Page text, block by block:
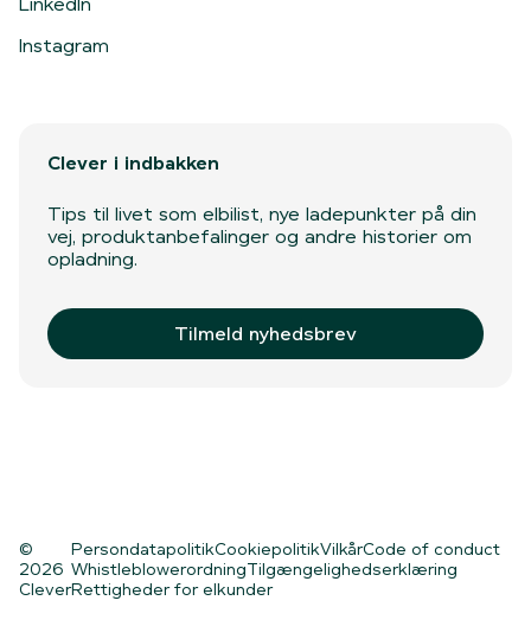
Instagram
Clever i indbakken
Tips til livet som elbilist, nye ladepunkter på din
vej, produktanbefalinger og andre historier om
opladning.
Tilmeld nyhedsbrev
©
2026
Clever
PersondatapolitikCookiepolitikVilkårCode of conduct
WhistleblowerordningTilgængelighedserklæring
Rettigheder for elkunder